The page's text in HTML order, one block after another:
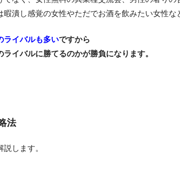
暇潰し感覚の女性やただでお酒を飲みたい女性な
ライバルも多いですから
ライバルに勝てるのかが勝負になります。
法
します。